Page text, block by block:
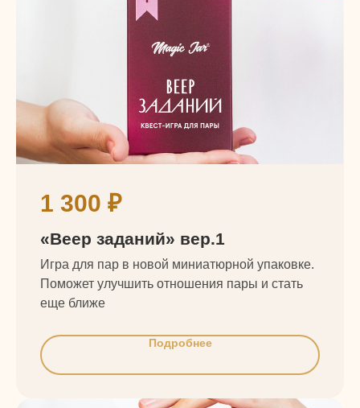
1 300 ₽
«Веер заданий» вер.1
Игра для пар в новой миниатюрной упаковке.
Поможет улучшить отношения пары и стать
еще ближе
Подробнее